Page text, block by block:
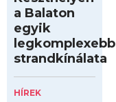
a Balaton
egyik
legkomplexebb
strandkínálata
HÍREK